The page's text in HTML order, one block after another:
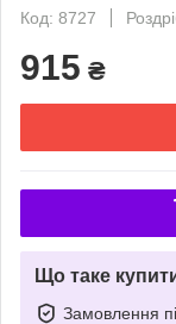
Код: 8727
915 ₴
Що таке
Замовлення